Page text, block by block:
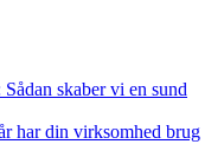
skaber vi en sund
har din virksomhed brug